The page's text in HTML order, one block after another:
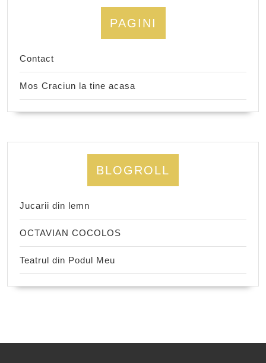
PAGINI
Contact
Mos Craciun la tine acasa
BLOGROLL
Jucarii din lemn
OCTAVIAN COCOLOS
Teatrul din Podul Meu